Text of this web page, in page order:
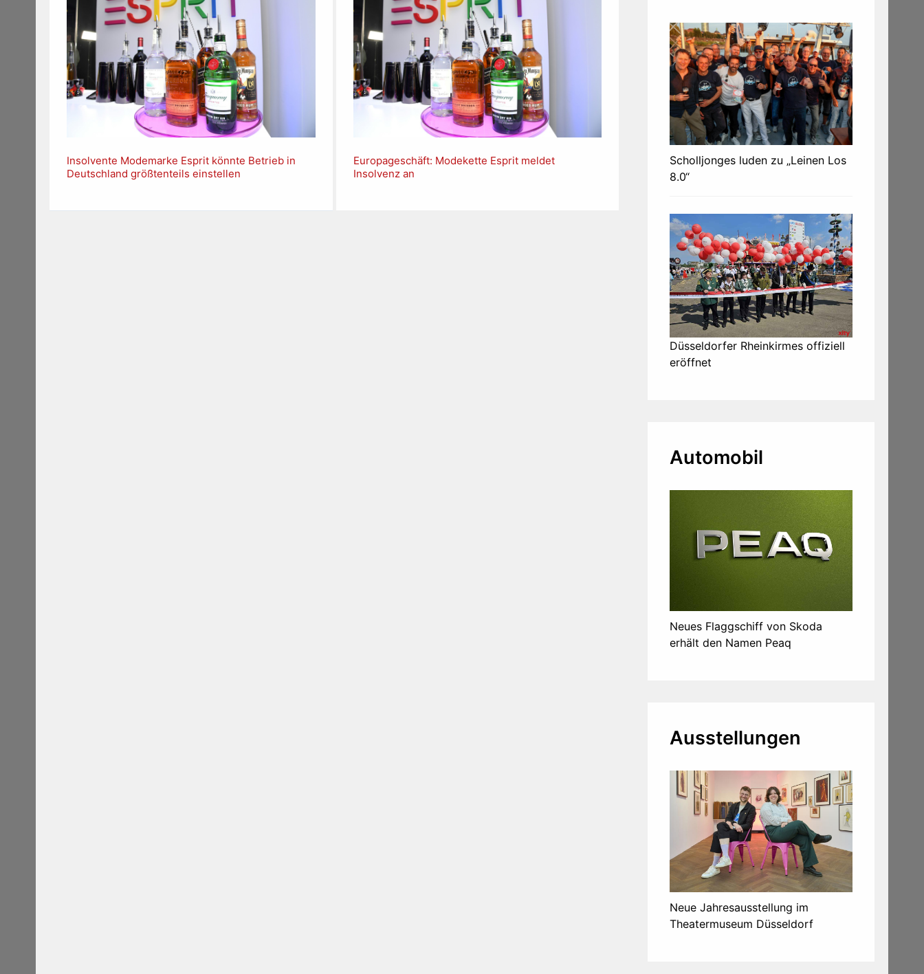
Insolvente Modemarke Esprit könnte Betrieb in
Deutschland größtenteils einstellen
Europageschäft: Modekette Esprit meldet
Insolvenz an
Scholljonges luden zu „Leinen Los
8.0“
Düsseldorfer Rheinkirmes offiziell
eröffnet
Automobil
Neues Flaggschiff von Skoda
erhält den Namen Peaq
Ausstellungen
Neue Jahresausstellung im
Theatermuseum Düsseldorf